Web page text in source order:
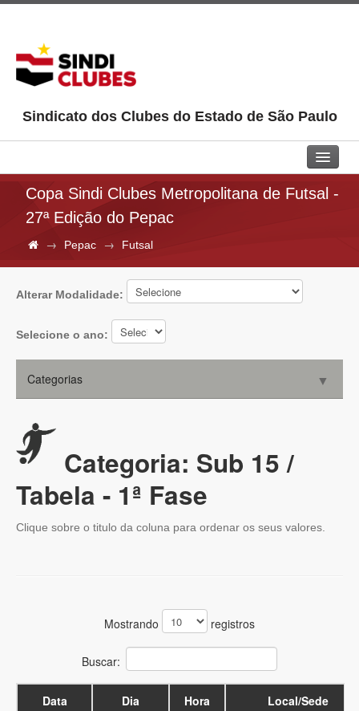
Sindicato dos Clubes do Estado de São Paulo
Home
Sindi Clubes
Jurídico
Universidade
Cultural
Consultorias
Copa Sindi Clubes Metropolitana de Futsal -
27ª Edição do Pepac
→ Pepac → Futsal
Alterar Modalidade:
Selecione o ano:
Categorias ▼
Sub 11
Categoria: Sub 15 /
Tabela - 1ª Fase
Clique sobre o titulo da coluna para ordenar os seus valores.
Mostrando registros
Buscar:
Data Dia Hora
Local/Sede